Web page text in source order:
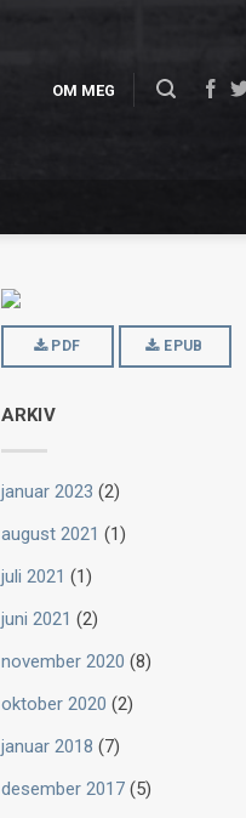
OM MEG
PDF EPUB
ARKIV
januar 2023 (2)
august 2021 (1)
juli 2021 (1)
juni 2021 (2)
november 2020 (8)
oktober 2020 (2)
januar 2018 (7)
desember 2017(5)